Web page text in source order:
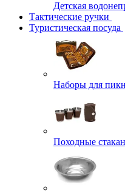
Детская
Тактические ручки
Туристическая посуда
Наборы для
Походные